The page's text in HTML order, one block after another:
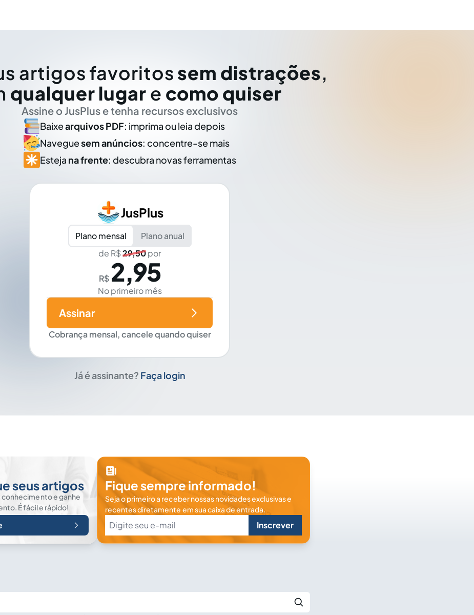
artigos favoritos sem distrações,
qualquer lugar e como quiser
Assine o JusPlus e tenha recursos exclusivos
Baixearquivos PDF: imprima ou leia depois
Naveguesem anúncios: concentre-se mais
Esteja na frente: descubra novas ferramentas
JusPlus
Plano mensal
Plano anual
de R$29,50por
R$ 2,95
No primeiro mês
Cobrança mensal, cancele quando quiser
Assinar
Já é assinante? Faça login
seus artigos
e ganhe
É fácil e rápido!
Fique sempre informado!
Seja o primeiro a receber nossas novidades exclusivas e
recentes diretamente em sua caixa de entrada.
Inscrever